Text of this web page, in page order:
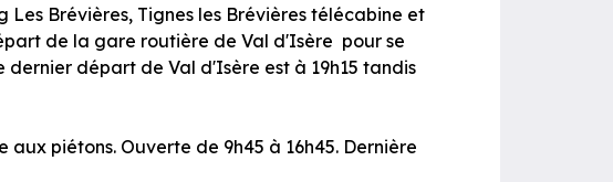
Brévières, Tignes les Brévières télécabine et
de la gare routière de Val d'Isère pour se
dernier départ de Val d'Isère est à 19h15 tandis
piétons. Ouverte de 9h45 à 16h45. Dernière